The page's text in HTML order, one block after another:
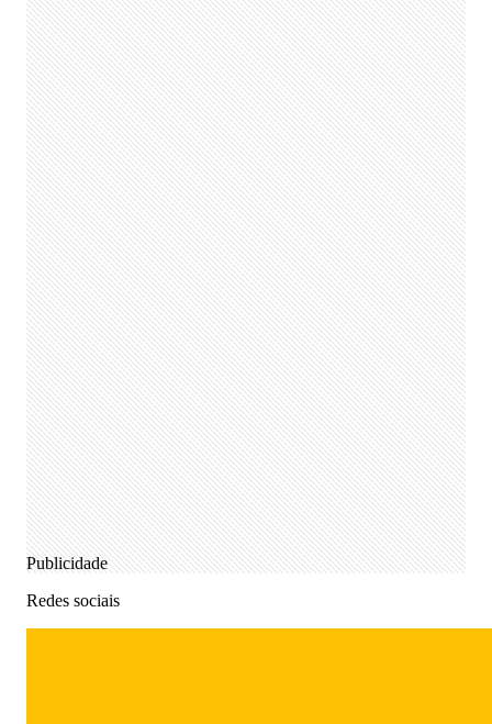
Publicidade
Redes sociais